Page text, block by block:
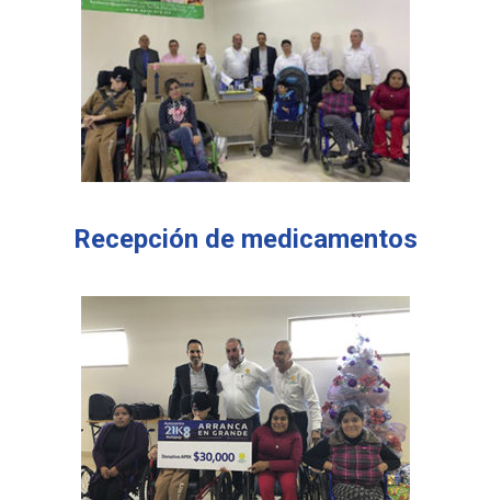
Recepción de medicamentos